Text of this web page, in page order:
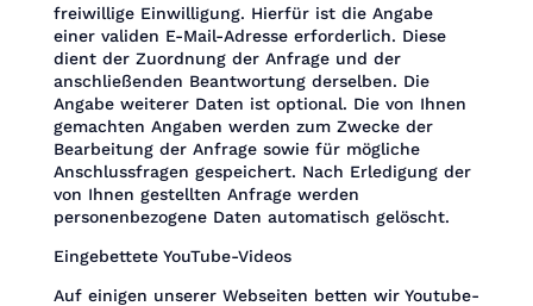
freiwillige Einwilligung. Hierfür ist die Angabe
einer validen E-Mail-Adresse erforderlich. Diese
dient der Zuordnung der Anfrage und der
anschließenden Beantwortung derselben. Die
Angabe weiterer Daten ist optional. Die von Ihnen
gemachten Angaben werden zum Zwecke der
Bearbeitung der Anfrage sowie für mögliche
Anschlussfragen gespeichert. Nach Erledigung der
von Ihnen gestellten Anfrage werden
personenbezogene Daten automatisch gelöscht.
Eingebettete YouTube-Videos
Auf einigen unserer Webseiten betten wir Youtube-